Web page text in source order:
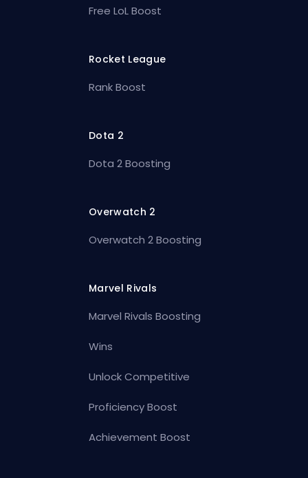
Free LoL Boost
Rocket League
Rank Boost
Dota 2
Dota 2 Boosting
Overwatch 2
Overwatch 2 Boosting
Marvel Rivals
Marvel Rivals Boosting
Wins
Unlock Competitive
Proficiency Boost
Achievement Boost